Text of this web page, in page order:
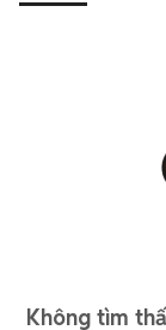
Không tìm